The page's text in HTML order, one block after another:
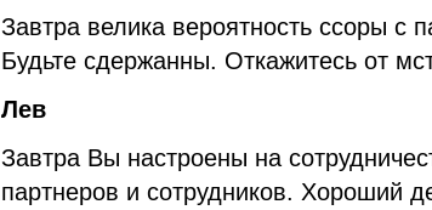
Завтра велика вероятность ссоры с
Будьте сдержанны. Откажитесь от
Лев
Завтра Вы настроены на
партнеров и сотрудников. Хороший